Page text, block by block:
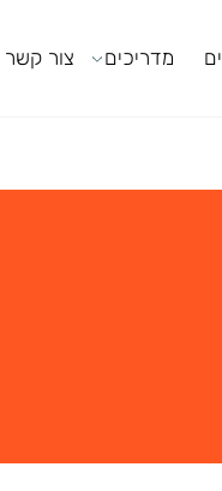
מדריכים צור קשר